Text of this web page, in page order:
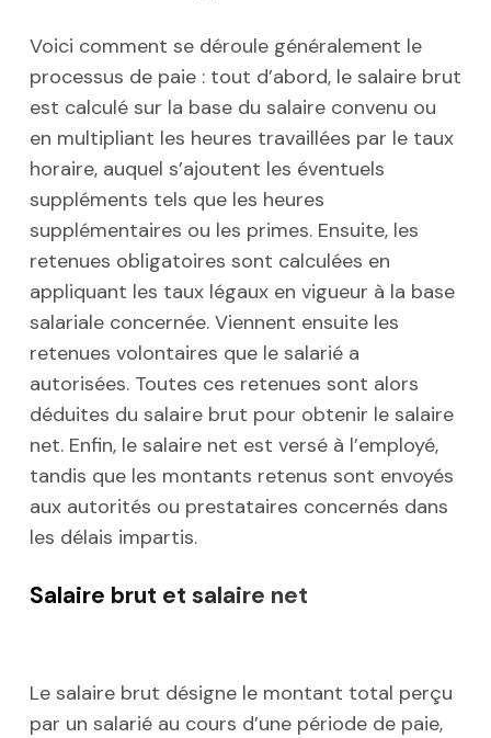
Voici comment se déroule généralement le
processus de paie : tout d’abord, le salaire brut
est calculé sur la base du salaire convenu ou
en multipliant les heures travaillées par le taux
horaire, auquel s’ajoutent les éventuels
suppléments tels que les heures
supplémentaires ou les primes. Ensuite, les
retenues obligatoires sont calculées en
appliquant les taux légaux en vigueur à la base
salariale concernée. Viennent ensuite les
retenues volontaires que le salarié a
autorisées. Toutes ces retenues sont alors
déduites du salaire brut pour obtenir le salaire
net. Enfin, le salaire net est versé à l’employé,
tandis que les montants retenus sont envoyés
aux autorités ou prestataires concernés dans
les délais impartis.
Salaire brut et salaire net
Le salaire brut désigne le montant total perçu
par un salarié au cours d’une période de paie,